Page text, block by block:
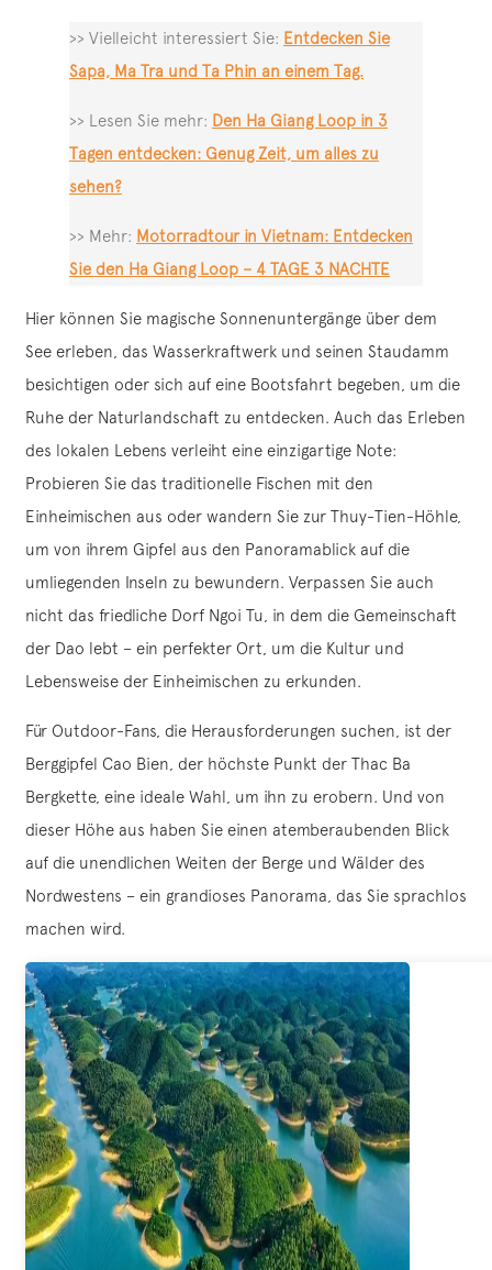
>> Vielleicht interessiert Sie: Entdecken Sie
Sapa, Ma Tra und Ta Phin an einem Tag.
>> Lesen Sie mehr: Den Ha Giang Loop in 3
Tagen entdecken: Genug Zeit, um alles zu
sehen?
>> Mehr: Motorradtour in Vietnam: Entdecken
Sie den Ha Giang Loop – 4 TAGE 3 NACHTE
Hier können Sie magische Sonnenuntergänge über dem
See erleben, das Wasserkraftwerk und seinen Staudamm
besichtigen oder sich auf eine Bootsfahrt begeben, um die
Ruhe der Naturlandschaft zu entdecken. Auch das Erleben
des lokalen Lebens verleiht eine einzigartige Note:
Probieren Sie das traditionelle Fischen mit den
Einheimischen aus oder wandern Sie zur Thuy-Tien-Höhle,
um von ihrem Gipfel aus den Panoramablick auf die
umliegenden Inseln zu bewundern. Verpassen Sie auch
nicht das friedliche Dorf Ngoi Tu, in dem die Gemeinschaft
der Dao lebt – ein perfekter Ort, um die Kultur und
Lebensweise der Einheimischen zu erkunden.
Für Outdoor-Fans, die Herausforderungen suchen, ist der
Berggipfel Cao Bien, der höchste Punkt der Thac Ba
Bergkette, eine ideale Wahl, um ihn zu erobern. Und von
dieser Höhe aus haben Sie einen atemberaubenden Blick
auf die unendlichen Weiten der Berge und Wälder des
Nordwestens – ein grandioses Panorama, das Sie sprachlos
machen wird.